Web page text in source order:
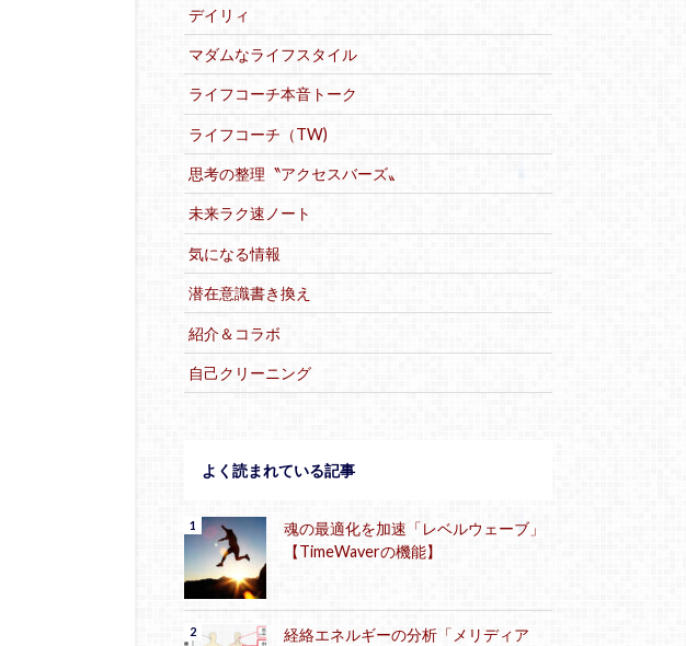
デイリィ
マダムなライフスタイル
ライフコーチ本音トーク
ライフコーチ（TW)
思考の整理〝アクセスバーズ〟
未来ラク速ノート
気になる情報
潜在意識書き換え
紹介＆コラボ
自己クリーニング
よく読まれている記事
魂の最適化を加速「レベルウェーブ」
【TimeWaverの機能】
経絡エネルギーの分析「メリディア